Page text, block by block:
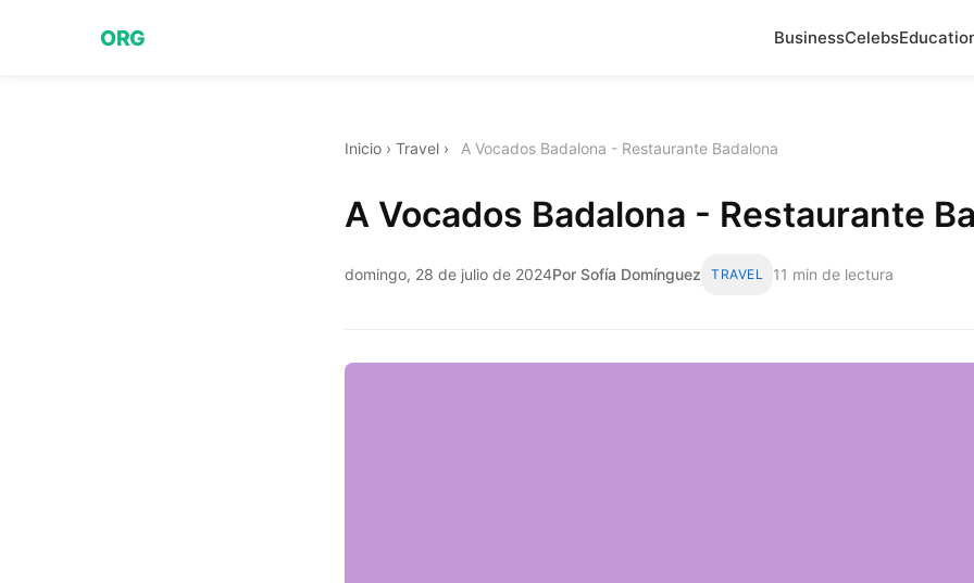
ORG BusinessCelebs
Inicio › Travel › A Vocados Badalona - Restaurante Badalona
A Vocados Badalona - Restaurante
domingo, 28 de julio de 2024Por Sofía Domínguez TRAVEL 11 min de lectura